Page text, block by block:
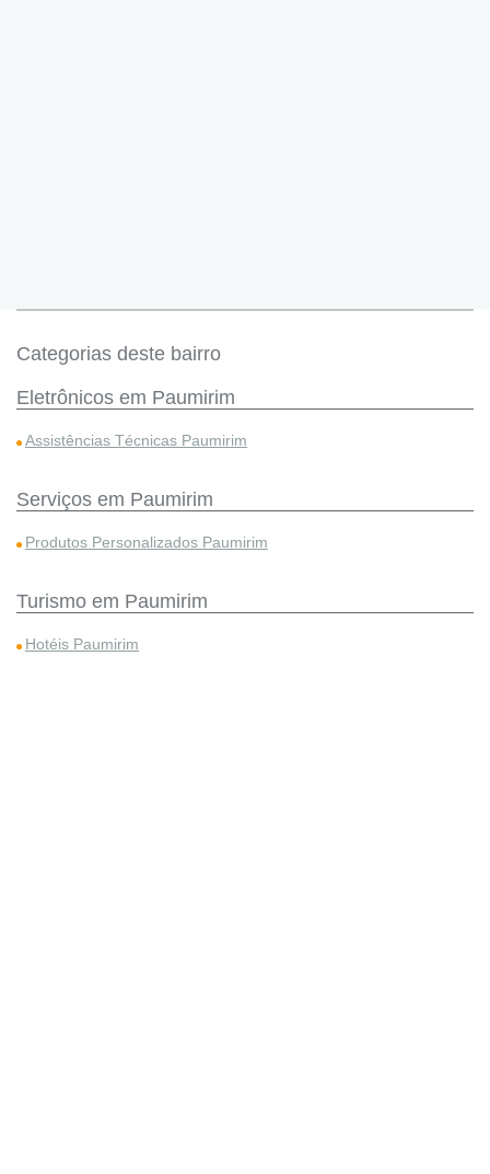
Categorias deste bairro
Eletrônicos em Paumirim
Assistências Técnicas Paumirim
Serviços em Paumirim
Produtos Personalizados Paumirim
Turismo em Paumirim
Hotéis Paumirim